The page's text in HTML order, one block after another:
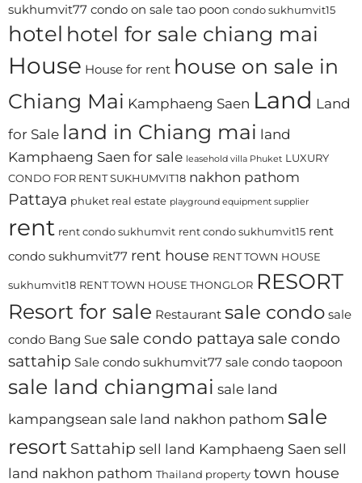
sukhumvit77 condo on sale tao poon condo sukhumvit15
hotel hotel for sale chiang mai
House House for rent house on sale in
Chiang Mai Kamphaeng Saen Land Land
for Sale land in Chiang mai land
Kamphaeng Saen for sale leasehold villa Phuket LUXURY
CONDO FOR RENT SUKHUMVIT18 nakhon pathom
Pattaya phuket real estate playground equipment supplier
rent rent condo sukhumvit rent condo sukhumvit15 rent
condo sukhumvit77 rent house RENT TOWN HOUSE
sukhumvit18 RENT TOWN HOUSE THONGLOR RESORT
Resort for sale Restaurant sale condo sale
condo Bang Sue sale condo pattaya sale condo
sattahip Sale condo sukhumvit77 sale condo taopoon
sale land chiangmai sale land
kampangsean sale land nakhon pathom sale
resort Sattahip sell land Kamphaeng Saen sell
land nakhon pathom Thailand property town house